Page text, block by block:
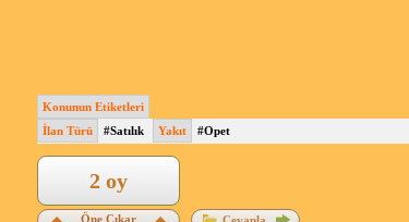
Konunun Etiketleri
İlan Türü
#Satılık Yakıt #Opet
Öne Çıkar
2 oy